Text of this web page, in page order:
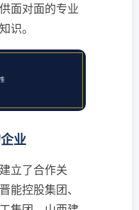
面对面的专业
识。
业
立了合作关
能控股集团、